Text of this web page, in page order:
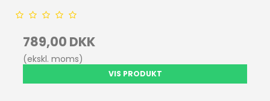
789,00 DKK
(ekskl. moms)
VIS PRODUKT